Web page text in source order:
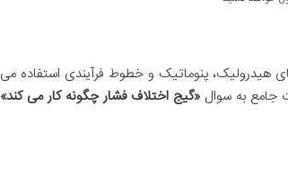
هیدرولیک، پنوماتیک و خطوط فرآیندی استفاده می
«گیج اختلاف فشار چگونه کار می کند»